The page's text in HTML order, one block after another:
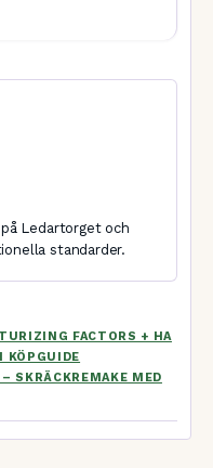
Ledartorget och
standarder.
FACTORS + HA
KÖPGUIDE
SKRÄCKREMAKE MED